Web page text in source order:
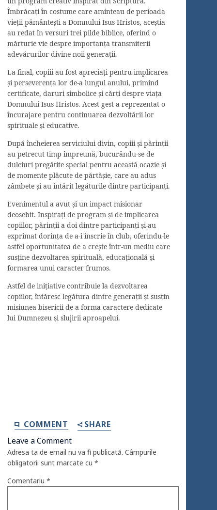
Îmbrăcați în costume care aminteau de perioada
vieții pământești a Domnului Isus Hristos, aceștia
au redat în versuri trei pilde biblice, oferind o
mărturie vie despre importanța transmiterii
adevărurilor divine noii generații.
La final, copiii au fost apreciați pentru implicarea
și perseverența lor de-a lungul anului, primind
certificate, daruri simbolice și cărți despre viața
Domnului Isus Hristos. Acest gest a reprezentat o
încurajare pentru continuarea dezvoltării lor
spirituale și educative.
După încheierea serviciului divin, copiii și părinții
au petrecut timp împreună, bucurându-se de
dulciuri pregătite special pentru această ocazie și
de momente plăcute de părtășie, care au adus
zâmbete și au întărit legăturile dintre participanți.
Evenimentul a avut și un impact misionar
deosebit. Inspirați de program și de implicarea
copiilor, părinții a doi dintre participanți și-au
exprimat dorința de a-i înscrie în club, oferindu-le
astfel oportunitatea de a crește într-un mediu care
susține dezvoltarea spirituală, educațională și
formarea unui caracter frumos.
Astfel de inițiative contribuie la dezvoltarea
copiilor, întăresc legătura dintre generații și susțin
misiunea bisericii de a forma caractere dedicate
lui Dumnezeu și slujirii aproapelui.
COMMENT
SHARE
Leave a Comment
Adresa ta de email nu va fi publicată. Câmpurile
obligatorii sunt marcate cu *
Comentariu *